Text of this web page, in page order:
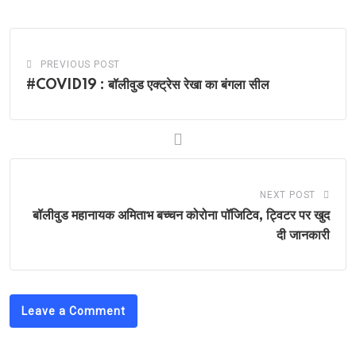
PREVIOUS POST
#COVID19 : बॉलीवुड एक्ट्रेस रेखा का बंगला सील
NEXT POST
बॉलीवुड महानायक अमिताभ बच्चन कोरोना पॉजिट‍िव, ट्विटर पर खुद
दी जानकारी
Leave a Comment